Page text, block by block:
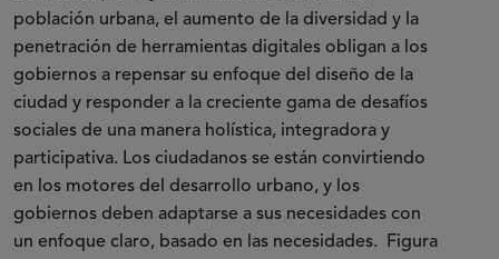
población urbana, el aumento de la diversidad y la
penetración de herramientas digitales obligan a los
gobiernos a repensar su enfoque del diseño de la
ciudad y responder a la creciente gama de desafíos
sociales de una manera holística, integradora y
participativa. Los ciudadanos se están convirtiendo
en los motores del desarrollo urbano, y los
gobiernos deben adaptarse a sus necesidades con
un enfoque claro, basado en las necesidades. Figura